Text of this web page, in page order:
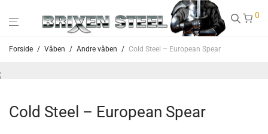
0
Forside / Våben / Andre våben / Cold Steel – European Spear
Cold Steel – European Spear